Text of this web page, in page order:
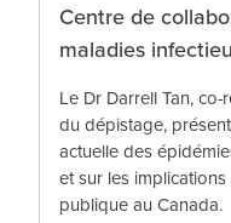
Centre de
maladies
Le Dr Darrell Tan,
du dépistage,
actuelle des
et sur les
publique au Canada.